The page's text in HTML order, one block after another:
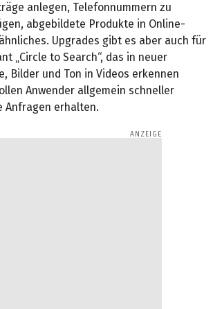
anlegen, Telefonnummern zu
abgebildete Produkte in Online-
Upgrades gibt es aber auch für
„Circle to Search“, das in neuer
Bilder und Ton in Videos erkennen
Anwender allgemein schneller
Anfragen erhalten.